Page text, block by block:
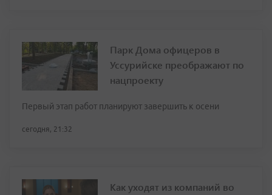
Парк Дома офицеров в
Уссурийске преображают по
нацпроекту
Первый этап работ планируют завершить к осени
сегодня, 21:32
Как уходят из компаний во